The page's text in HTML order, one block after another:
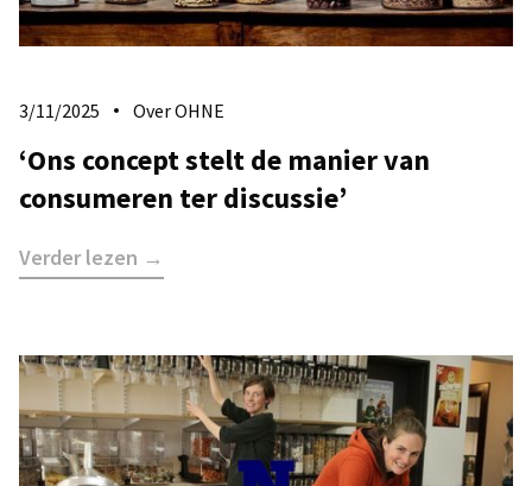
3/11/2025 Over OHNE
‘Ons concept stelt de manier van
consumeren ter discussie’
Verder lezen →